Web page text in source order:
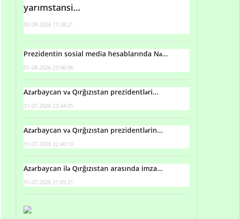
yarımstansi...
05-08-2026 13:38:21
Prezidentin sosial media hesablarında Nə...
01-08-2026 23:06:06
Azərbaycan və Qırğızıstan prezidentləri...
31-07-2026 23:34:05
Azərbaycan və Qırğızıstan prezidentlərin...
31-07-2026 22:40:10
Azərbaycan ilə Qırğızıstan arasında imza...
31-07-2026 21:05:21